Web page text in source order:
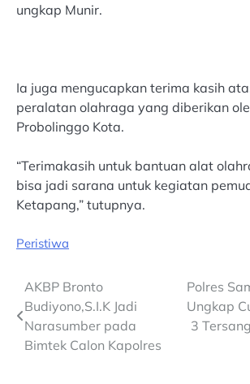
ungkap Munir.
Ia juga mengucapkan terima kasih
peralatan olahraga yang diberikan
Probolinggo Kota.
“Terimakasih untuk bantuan alat
bisa jadi sarana untuk kegiatan
Ketapang,” tutupnya.
Peristiwa
Post
navigation
AKBP Bronto
Budiyono,S.I.K Jadi
Narasumber pada
Bimtek Calon Kapolres
Polres
Ungkap
3